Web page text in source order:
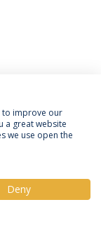
to improve our
a great website
we use open the
Deny